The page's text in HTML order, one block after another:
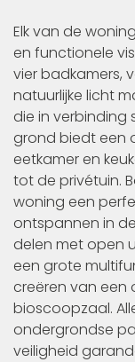
Elk van de
en functionele
vier badkamers,
natuurlijke licht
die in verbinding
grond biedt een
eetkamer en
tot de privétuin.
woning een
ontspannen in
delen met open
een grote
creëren van een
bioscoopzaal.
ondergrondse
veiligheid